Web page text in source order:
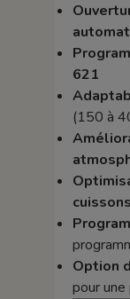
621
(150 à
cuissons
Option
pour une